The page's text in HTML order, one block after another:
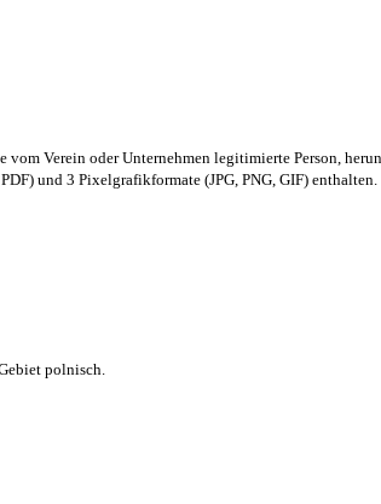
vom Verein oder Unternehmen legitimierte Person,
und 3 Pixelgrafikformate (JPG, PNG, GIF) enthalten.
polnisch.